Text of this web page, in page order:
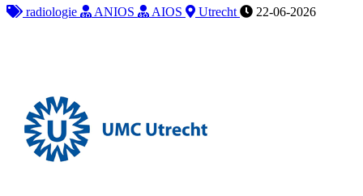
radiologie
ANIOS AIOS Utrecht 22-06-2026